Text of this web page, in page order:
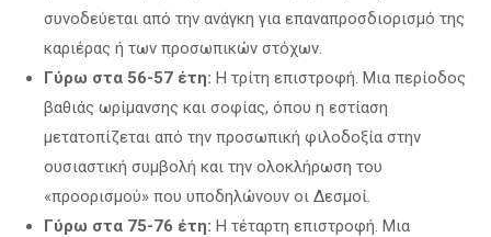
συνοδεύεται από την ανάγκη για επαναπροσδιορισμό της
καριέρας ή των προσωπικών στόχων.
Γύρω στα 56-57 έτη: Η τρίτη επιστροφή. Μια περίοδος
βαθιάς ωρίμανσης και σοφίας, όπου η εστίαση
μετατοπίζεται από την προσωπική φιλοδοξία στην
ουσιαστική συμβολή και την ολοκλήρωση του
«προορισμού» που υποδηλώνουν οι Δεσμοί.
Γύρω στα 75-76 έτη: Η τέταρτη επιστροφή. Μια